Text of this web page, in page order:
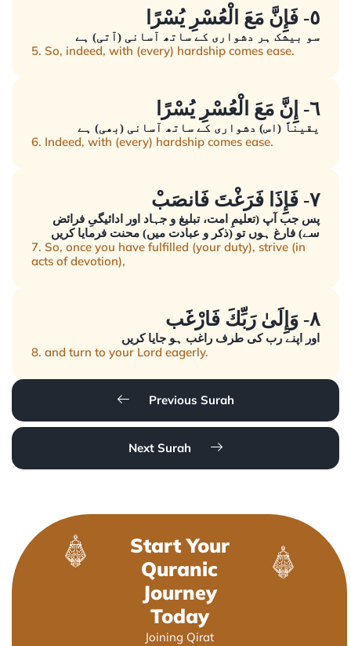
٥- فَإِنَّ مَعَ الْعُسْرِ يُسْرًا
سو بیشک ہر دشواری کے ساتھ آسانی (آتی) ہے
5. So, indeed, with (every) hardship comes ease.
٦- إِنَّ مَعَ الْعُسْرِ يُسْرًا
یقیناً (اس) دشواری کے ساتھ آسانی (بھی) ہے
6. Indeed, with (every) hardship comes ease.
٧- فَإِذَا فَرَغْتَ فَانصَبْ
پس جب آپ (تعلیمِ امت، تبلیغ و جہاد اور ادائیگیِ فرائض
سے) فارغ ہوں تو (ذکر و عبادت میں) محنت فرمایا کریں
7. So, once you have fulfilled (your duty), strive (in
acts of devotion),
٨- وَإِلَىٰ رَبِّكَ فَارْغَب
اور اپنے رب کی طرف راغب ہو جایا کریں
8. and turn to your Lord eagerly.
Previous Surah
Next Surah
Start Your
Quranic
Journey
Today
Joining Qirat